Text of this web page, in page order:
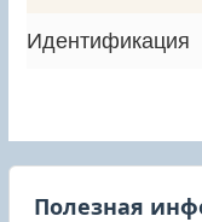
Полезная
Идентификация